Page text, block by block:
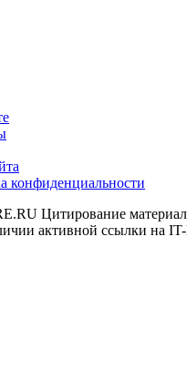
конфиденциальности
Цитирование
активной ссылки на